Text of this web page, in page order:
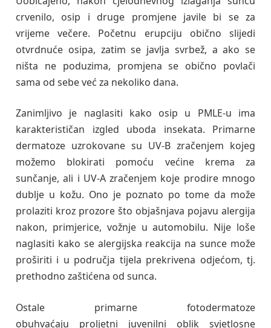
crvenilo, osip i druge promjene javile bi se za
vrijeme večere. Početnu erupciju obično slijedi
otvrdnuće osipa, zatim se javlja svrbež, a ako se
ništa ne poduzima, promjena se obično povlači
sama od sebe već za nekoliko dana.
Zanimljivo je naglasiti kako osip u PMLE-u ima
karakterističan izgled uboda insekata. Primarne
dermatoze uzrokovane su UV-B zračenjem kojeg
možemo blokirati pomoću većine krema za
sunčanje, ali i UV-A zračenjem koje prodire mnogo
dublje u kožu. Ono je poznato po tome da može
prolaziti kroz prozore što objašnjava pojavu alergija
nakon, primjerice, vožnje u automobilu. Nije loše
naglasiti kako se alergijska reakcija na sunce može
proširiti i u područja tijela prekrivena odjećom, tj.
prethodno zaštićena od sunca.
Ostale primarne fotodermatoze
obuhvaćaju proljetni juvenilni oblik svjetlosne